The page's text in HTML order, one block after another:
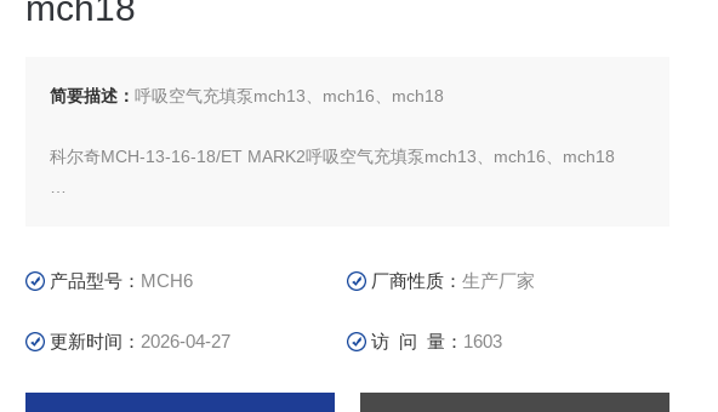
简要描述：呼吸空气充填泵mch13、mch16、mch18
科尔奇MCH-13-16-18/ET MARK2呼吸空气充填泵mch13、mch16、mch18
产品型号： MCH6 厂商性质：生产厂家
更新时间： 2026-04-27 访 问 量： 1603